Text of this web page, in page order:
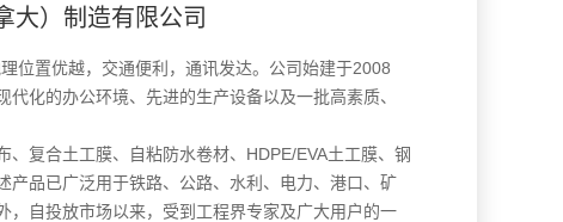
大）制造有限公司
位置优越，交通便利，通讯发达。公司始建于2008
代化的办公环境、先进的生产设备以及一批高素质、
复合土工膜、自粘防水卷材、HDPE/EVA土工膜、钢
品已广泛用于铁路、公路、水利、电力、港口、矿
，自投放市场以来，受到工程界专家及广大用户的一